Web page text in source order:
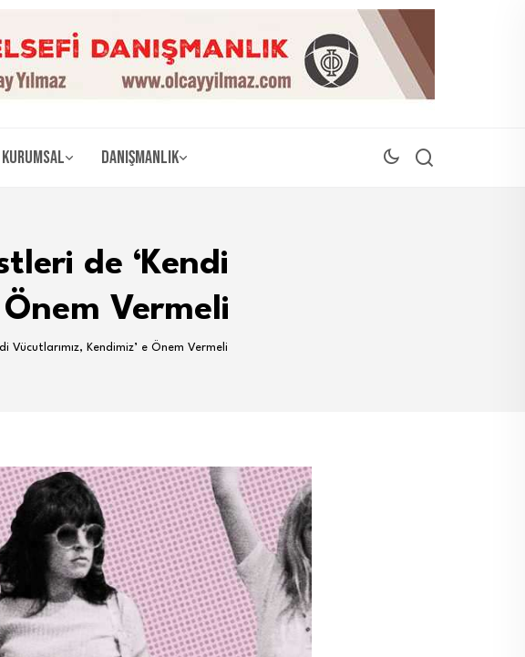
Kurumsal Danışmanlık
de ‘Kendi
Önem Vermeli
Vücutlarımız, Kendimiz’ e Önem Vermeli